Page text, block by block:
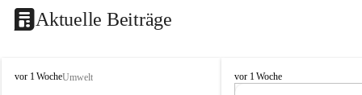
Aktuelle Beiträge
V
vor 1 WocheUmwelt
V
vor 1 Woche